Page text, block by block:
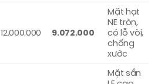
12.000.000 9.072.000
Mặt hạt
NE tròn,
có lỗ vòi,
chống
xước
Mặt sần